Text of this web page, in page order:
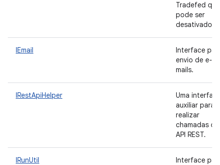
Tradefed que
pode ser
desativado.
IEmail
Interface
envio de e-
mails.
IRestApiHelper
Uma
auxiliar para
realizar
chamadas da
API REST.
IRunUtil
Interface